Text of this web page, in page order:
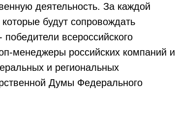
деятельность. За каждой
будут сопровождать
всероссийского
менеджеры российских компаний и
и региональных
Думы Федерального